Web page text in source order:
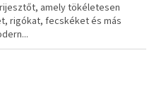
amely tökéletesen
rigókat, fecskéket és más